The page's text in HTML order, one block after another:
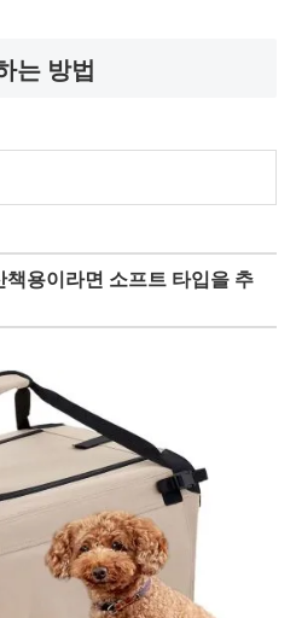
는 방법
용이라면 소프트 타입을 추